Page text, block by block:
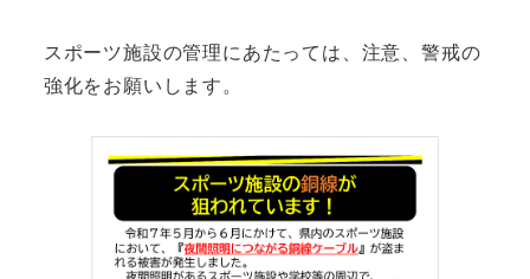
スポーツ施設の管理にあたっては、注意、警戒の
強化をお願いします。